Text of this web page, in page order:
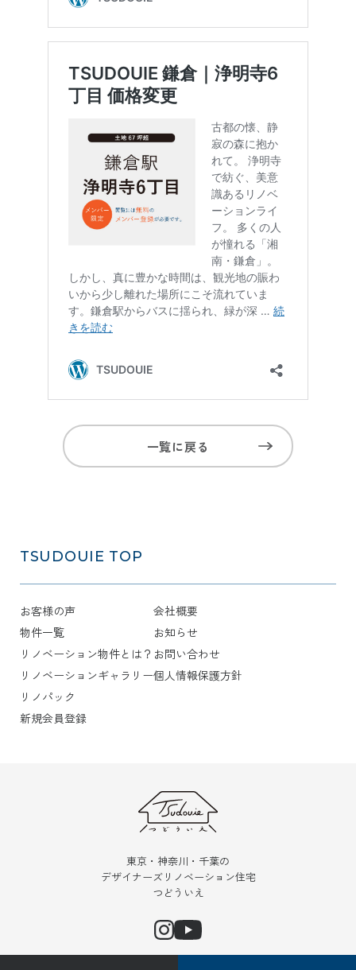
一覧に戻る
TSUDOUIE TOP
お客様の声
物件一覧
リノベーション物件とは？
リノベーションギャラリー
リノパック
新規会員登録
会社概要
お知らせ
お問い合わせ
個人情報保護方針
東京・神奈川・千葉の
デザイナーズリノベーション住宅
つどういえ